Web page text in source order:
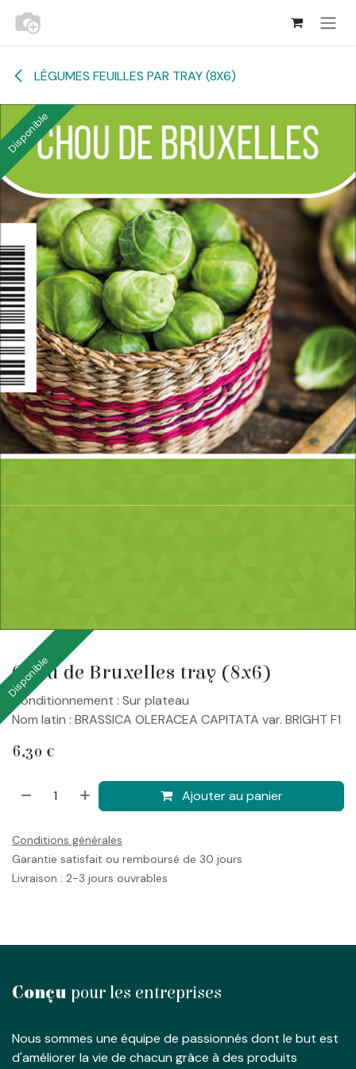
Se rendre au contenu
LÉGUMES FEUILLES PAR TRAY (8X6)
Disponible
Chou de Bruxelles tray (8x6)
Disponible
Conditionnement : Sur plateau
Nom latin : BRASSICA OLERACEA CAPITATA var. BRIGHT F1
6,30 €
Ajouter au panier
Conditions générales
Garantie satisfait ou remboursé de 30 jours
Livraison : 2-3 jours ouvrables
Conçu pour les entreprises
Nous sommes une équipe de passionnés dont le but est
d'améliorer la vie de chacun grâce à des produits